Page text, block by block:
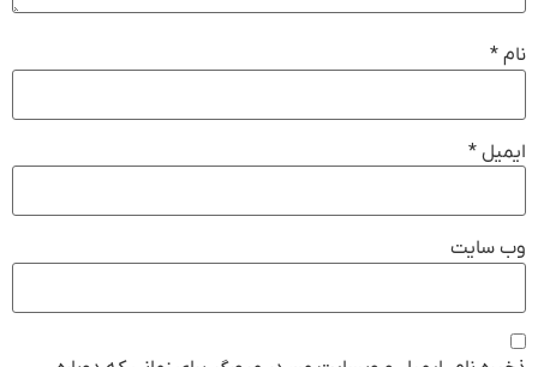
نام *
ایمیل *
وب‌ سایت